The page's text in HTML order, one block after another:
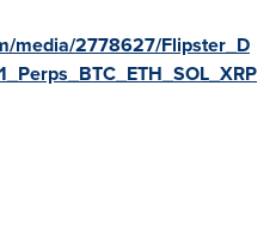
media/2778627/Flipster_D